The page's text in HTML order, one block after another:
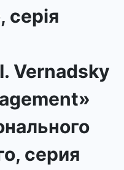
серія
Vernadsky
серия